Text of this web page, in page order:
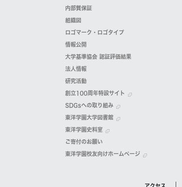
内部質保証
組織図
ロゴマーク・ロゴタイプ
情報公開
大学基準協会 認証評価結果
法人情報
研究活動
創立100周年特設サイト
SDGsへの取り組み
東洋学園大学図書館
東洋学園史料室
ご寄付のお願い
東洋学園校友向けホームページ